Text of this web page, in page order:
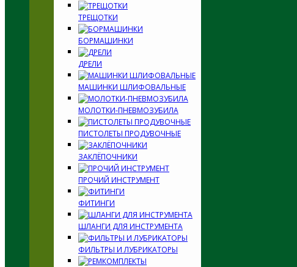
ТРЕЩОТКИ
БОРМАШИНКИ
ДРЕЛИ
МАШИНКИ ШЛИФОВАЛЬНЫЕ
МОЛОТКИ-ПНЕВМОЗУБИЛА
ПИСТОЛЕТЫ ПРОДУВОЧНЫЕ
ЗАКЛЁПОЧНИКИ
ПРОЧИЙ ИНСТРУМЕНТ
ФИТИНГИ
ШЛАНГИ ДЛЯ ИНСТРУМЕНТА
ФИЛЬТРЫ И ЛУБРИКАТОРЫ